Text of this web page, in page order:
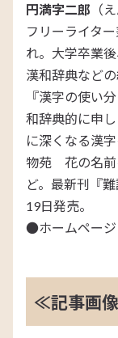
円満字二郎 （
フリーライタ
れ。大学卒業
漢和辞典など
『漢字の使い
和辞典的に申
に深くなる漢
物苑 花の名前
ど。最新刊『
19日発売。
●ホームページ
≪記事画